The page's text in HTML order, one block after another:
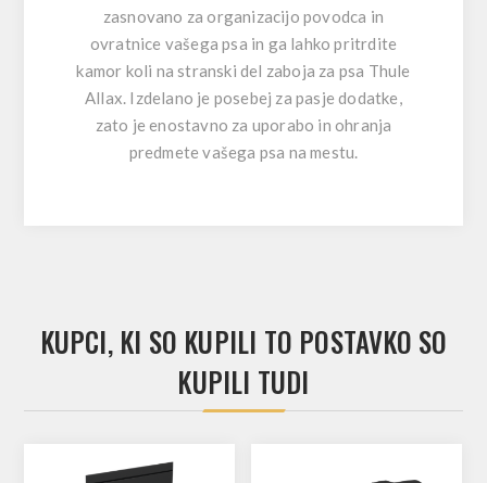
zasnovano za organizacijo povodca in
ovratnice vašega psa in ga lahko pritrdite
kamor koli na stranski del zaboja za psa Thule
Allax. Izdelano je posebej za pasje dodatke,
zato je enostavno za uporabo in ohranja
predmete vašega psa na mestu.
KUPCI, KI SO KUPILI TO POSTAVKO SO
KUPILI TUDI